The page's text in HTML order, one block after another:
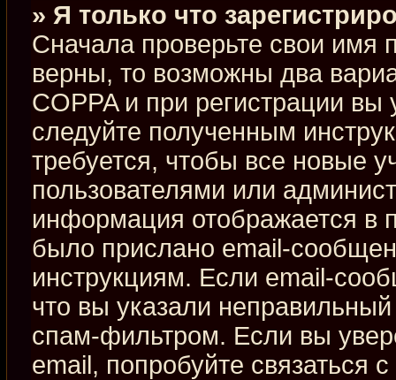
» Я только что
Сначала проверьте свои имя
верны, то возможны два
COPPA и при регистрации
следуйте полученным
требуется, чтобы все новые
пользователями или
информация отображается в
было прислано email-
инструкциям. Если email-
что вы указали
спам-фильтром. Если вы
email, попробуйте связаться